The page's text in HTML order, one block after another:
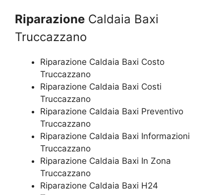
Riparazione Caldaia Baxi
Truccazzano
Riparazione Caldaia Baxi Costo
Truccazzano
Riparazione Caldaia Baxi Costi
Truccazzano
Riparazione Caldaia Baxi Preventivo
Truccazzano
Riparazione Caldaia Baxi Informazioni
Truccazzano
Riparazione Caldaia Baxi In Zona
Truccazzano
Riparazione Caldaia Baxi H24